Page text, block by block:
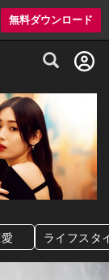
無料ダウンロード
レストラン予約
ライフスタ